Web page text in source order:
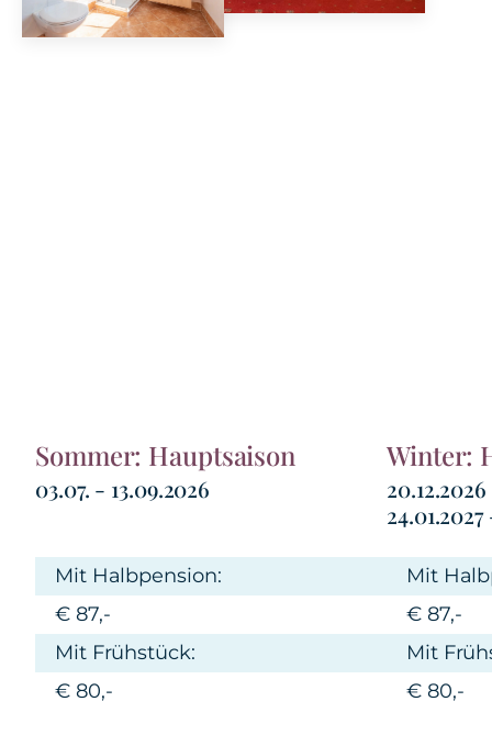
Sommer: Hauptsaison Winter:
03.07. - 13.09.2026
Mit Halbpension:
Mit
€ 87,-
€ 87,-
Mit Frühstück:
Mit
€ 80,-
€ 80,-